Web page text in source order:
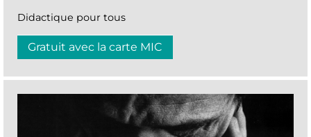
Didactique pour tous
Gratuit avec la carte MIC